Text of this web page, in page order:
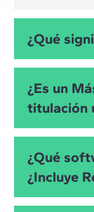
¿Qué
personas,
estándares,
cumplimiento
para asumir
orientado a
¿Es un
titulación
metodología
pudiendo
a los
¿Qué
¿Incluye